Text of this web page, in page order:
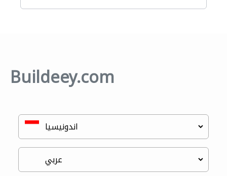
Buildeey.com